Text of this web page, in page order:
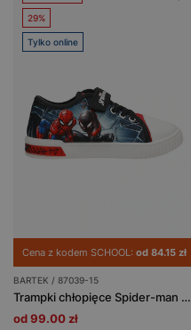
29%
Tylko online
Cena z kodem SCHOOL: od 84.15 zł
BARTEK / 87039-15
Trampki chłopięce Spider-man BARTEK 87039-15
od 99.00 zł